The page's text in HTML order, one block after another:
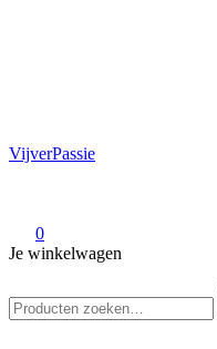
VijverPassie
0
Je winkelwagen
naar: